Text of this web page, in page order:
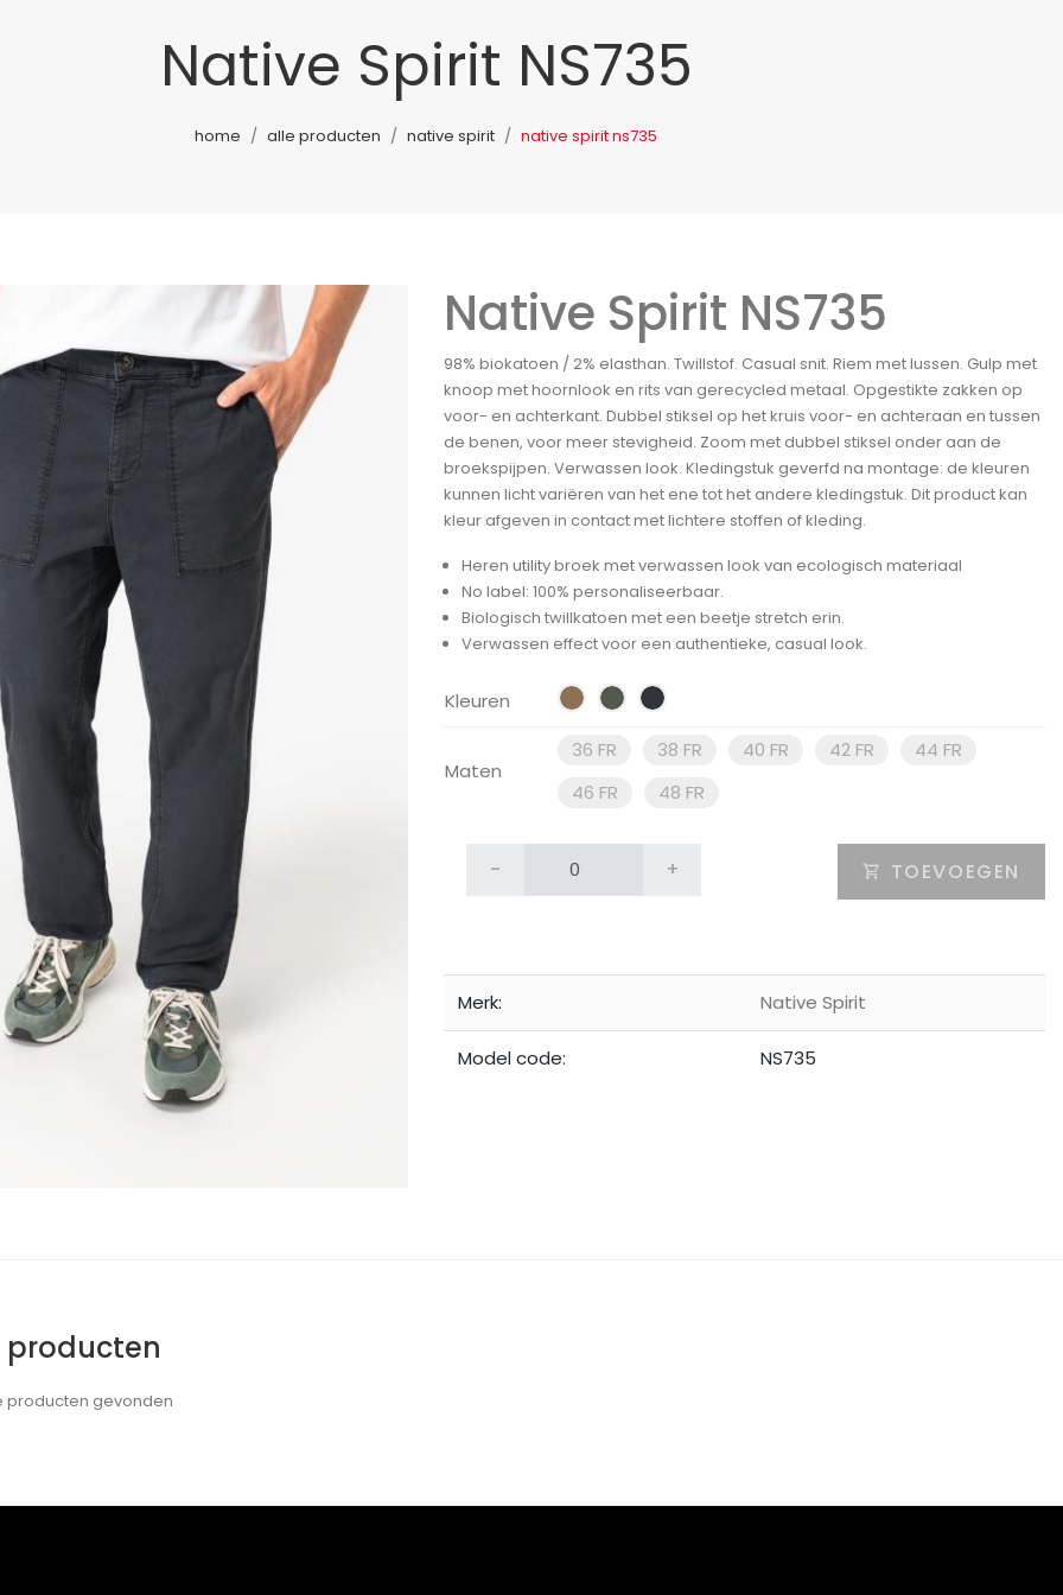
Native Spirit NS735
home alle producten native spirit native spirit ns735
Native Spirit NS735
98% biokatoen / 2% elasthan. Twillstof. Casual snit. Riem met lussen. Gulp met
knoop met hoornlook en rits van gerecycled metaal. Opgestikte zakken op
voor- en achterkant. Dubbel stiksel op het kruis voor- en achteraan en tussen
de benen, voor meer stevigheid. Zoom met dubbel stiksel onder aan de
broekspijpen. Verwassen look. Kledingstuk geverfd na montage: de kleuren
kunnen licht variëren van het ene tot het andere kledingstuk. Dit product kan
kleur afgeven in contact met lichtere stoffen of kleding.
Heren utility broek met verwassen look van ecologisch materiaal
No label: 100% personaliseerbaar.
Biologisch twillkatoen met een beetje stretch erin.
Verwassen effect voor een authentieke, casual look.
Kleuren
Maten
36 FR 38 FR 40 FR 42 FR
44 FR
46 FR
48 FR
- + TOEVOEGEN
Merk: Native Spirit
Model code: NS735
producten
producten gevonden